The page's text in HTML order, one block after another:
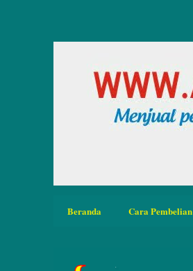
Beranda Cara Pembelian